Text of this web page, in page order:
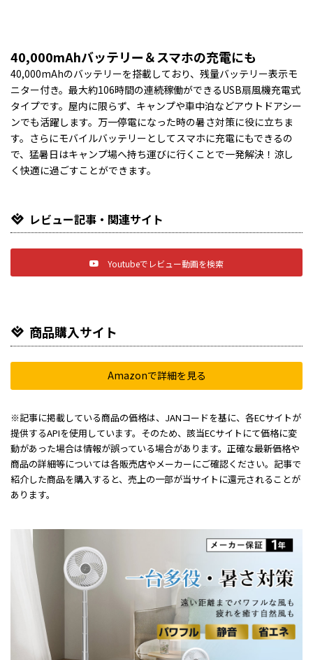
40,000mAhバッテリー＆スマホの充電にも
40,000mAhのバッテリーを搭載しており、残量バッテリー表示モ
ニター付き。最大約106時間の連続稼働ができるUSB扇風機充電式
タイプです。屋内に限らず、キャンプや車中泊などアウトドアシー
ンでも活躍します。万一停電になった時の暑さ対策に役に立ちま
す。さらにモバイルバッテリーとしてスマホに充電にもできるの
で、猛暑日はキャンプ場へ持ち運びに行くことで一発解決！涼し
く快適に過ごすことができます。
レビュー記事・関連サイト
Youtubeでレビュー動画を検索
商品購入サイト
Amazonで詳細を見る
※記事に掲載している商品の価格は、JANコードを基に、各ECサイトが
提供するAPIを使用しています。そのため、該当ECサイトにて価格に変
動があった場合は情報が誤っている場合があります。正確な最新価格や
商品の詳細等については各販売店やメーカーにご確認ください。記事で
紹介した商品を購入すると、売上の一部が当サイトに還元されることが
あります。